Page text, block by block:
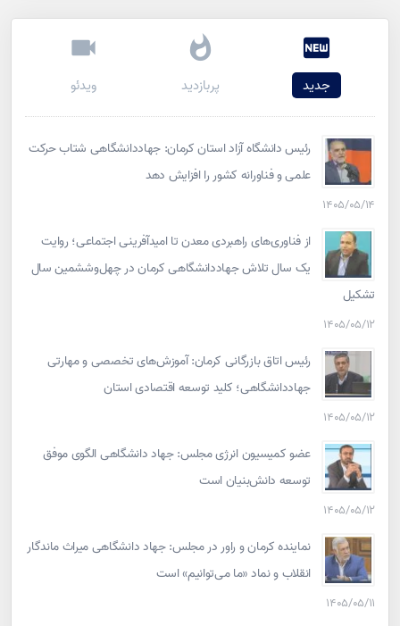
جدید پربازدید ویدئو
رئیس دانشگاه آزاد استان کرمان: جهاددانشگاهی شتاب حرکت
علمی و فناورانه کشور را افزایش دهد
۱۴۰۵/۰۵/۱۴
از فناوری‌های راهبردی معدن تا امیدآفرینی اجتماعی؛ روایت
یک سال تلاش جهاددانشگاهی کرمان در چهل‌وششمین سال
تشکیل
۱۴۰۵/۰۵/۱۲
رئیس اتاق بازرگانی کرمان: آموزش‌های تخصصی و مهارتی
جهاددانشگاهی؛ کلید توسعه اقتصادی استان
۱۴۰۵/۰۵/۱۲
عضو کمیسیون انرژی مجلس: جهاد دانشگاهی الگوی موفق
توسعه دانش‌بنیان است
۱۴۰۵/۰۵/۱۲
نماینده کرمان و راور در مجلس: جهاد دانشگاهی میراث ماندگار
انقلاب و نماد «ما می‌توانیم» است
۱۴۰۵/۰۵/۱۱